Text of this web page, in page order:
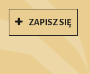
ZAPISZ SIĘ